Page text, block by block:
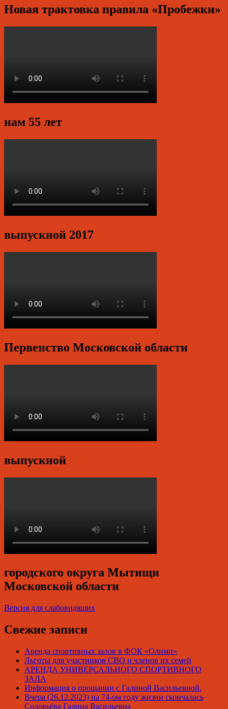
Новая трактовка правила «Пробежки»
нам 55 лет
выпускной 2017
Первенство Московской области
выпускной
городского округа Мытищи
Московской области
Версия для слабовидящих
Свежие записи
Аренда спортивных залов в ФОК «Олимп»
Льготы для участников СВО и членов их семей
АРЕНДА УНИВЕРСАЛЬНОГО СПОРТИВНОГО
ЗАЛА
Информация о прощании с Галиной Васильевной.
Вчера (26.12.2023) на 74-ом году жизни скончалась
Соловьёва Галина Васильевна